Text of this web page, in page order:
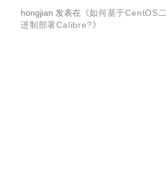
hongjian 发表在《如何基于CentOS二
进制部署Calibre?》